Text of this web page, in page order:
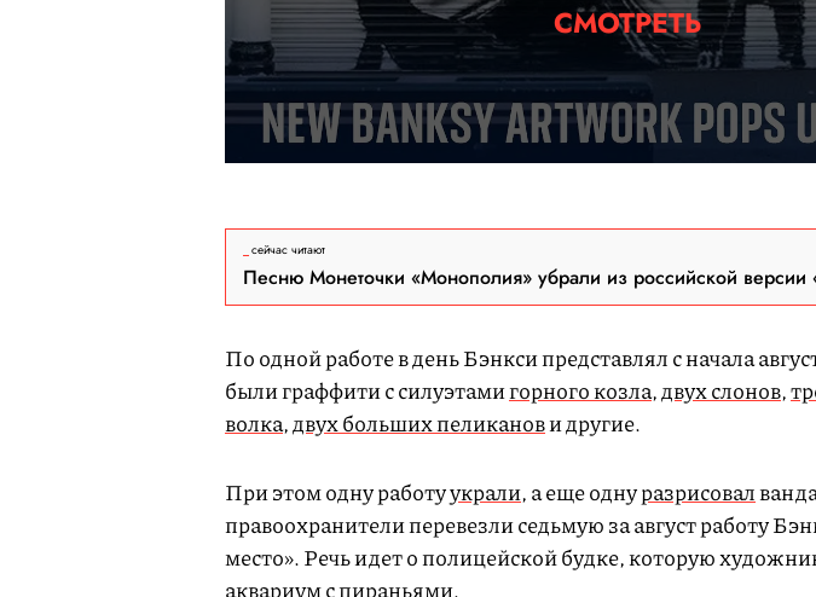
СМОТРЕТЬ
сейчас читают
Песню Монеточки «Монополия» убрали из российской версии
По одной работе в день Бэнкси представлял с начала
были граффити с силуэтамигорного козла,двух слонов,
волка,двух больших пеликанови другие.
При этом одну работуукрали, а еще однуразрисовал
правоохранители перевезли седьмую за август работу
место». Речь идет о полицейской будке, которую
аквариум с пираньями.